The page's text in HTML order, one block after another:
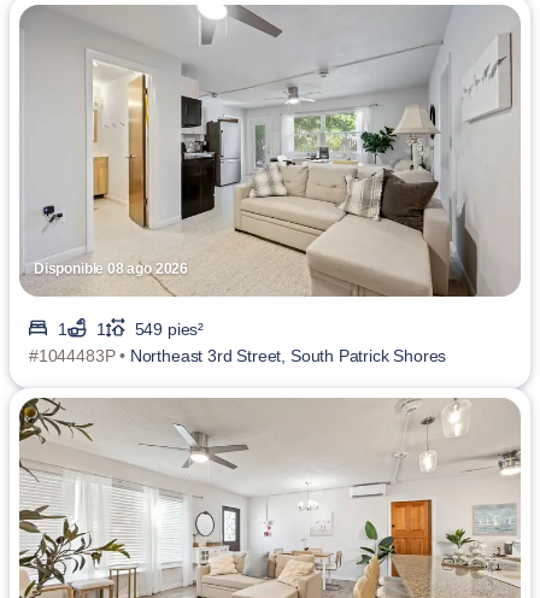
Disponible 08 ago 2026
1 1
549 pies²
#1044483P • Northeast 3rd Street, South Patrick Shores